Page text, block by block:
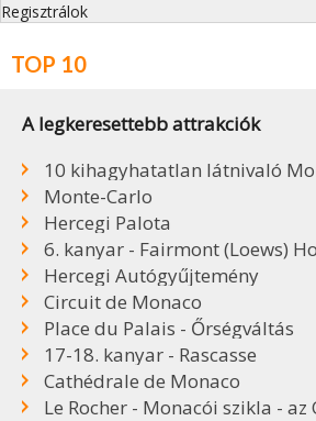
Regisztrálok
TOP 10
A legkeresettebb attrakciók
10 kihagyhatatlan látnivaló
Monte-Carlo
Hercegi Palota
6. kanyar - Fairmont (Loews)
Hercegi Autógyűjtemény
Circuit de Monaco
Place du Palais - Őrségváltás
17-18. kanyar - Rascasse
Cathédrale de Monaco
Le Rocher - Monacói szikla - az